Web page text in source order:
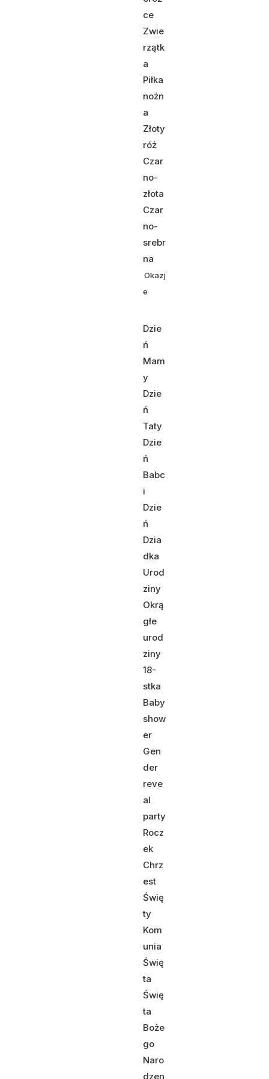
ce
Zwie
rzątk
a
Piłka
nożn
a
Złoty
róż
Czar
no-
złota
Czar
no-
srebr
na
Okazj
e
Dzie
ń
Mam
y
Dzie
ń
Taty
Dzie
ń
Babc
i
Dzie
ń
Dzia
dka
Urod
ziny
Okrą
głe
urod
ziny
18-
stka
Baby
show
er
Gen
der
reve
al
party
Rocz
ek
Chrz
est
Świę
ty
Kom
unia
Świę
ta
Świę
ta
Boże
go
Naro
dzen